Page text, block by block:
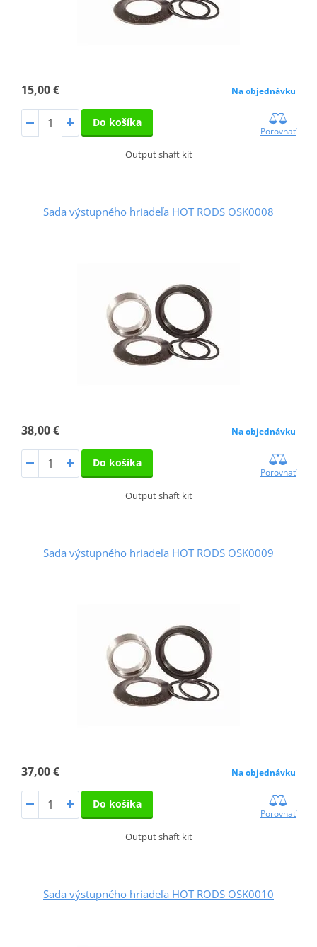
15,00 € Na objednávku
Do košíka
Porovnať
Output shaft kit
Sada výstupného hriadeľa HOT RODS OSK0008
38,00 € Na objednávku
Do košíka
Porovnať
Output shaft kit
Sada výstupného hriadeľa HOT RODS OSK0009
37,00 € Na objednávku
Do košíka
Porovnať
Output shaft kit
Sada výstupného hriadeľa HOT RODS OSK0010